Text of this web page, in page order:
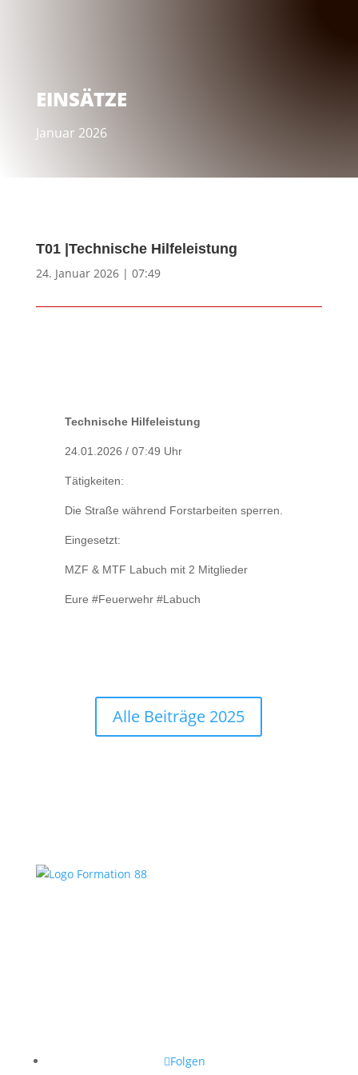
EINSÄTZE
Januar 2026
T01 |Technische Hilfeleistung
24. Januar 2026 | 07:49
Technische Hilfeleistung
24.01.2026 / 07:49 Uhr
Tätigkeiten:
Die Straße während Forstarbeiten sperren.
Eingesetzt:
MZF & MTF Labuch mit 2 Mitglieder
Eure #Feuerwehr #Labuch
Alle Beiträge 2025
Folgen